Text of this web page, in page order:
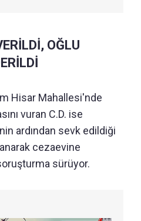
OĞLU
Hisar Mahallesi'nde
vuran C.D. ise
ardından sevk edildiği
cezaevine
sürüyor.